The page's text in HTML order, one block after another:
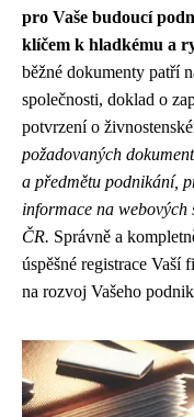
pro Vaše budoucí
klíčem k hladkému a
běžné dokumenty patří
společnosti, doklad o
potvrzení o
požadovaných
a předmětu podnikání,
informace na
ČR. Správně a
úspěšné registrace Vaší
na rozvoj Vašeho